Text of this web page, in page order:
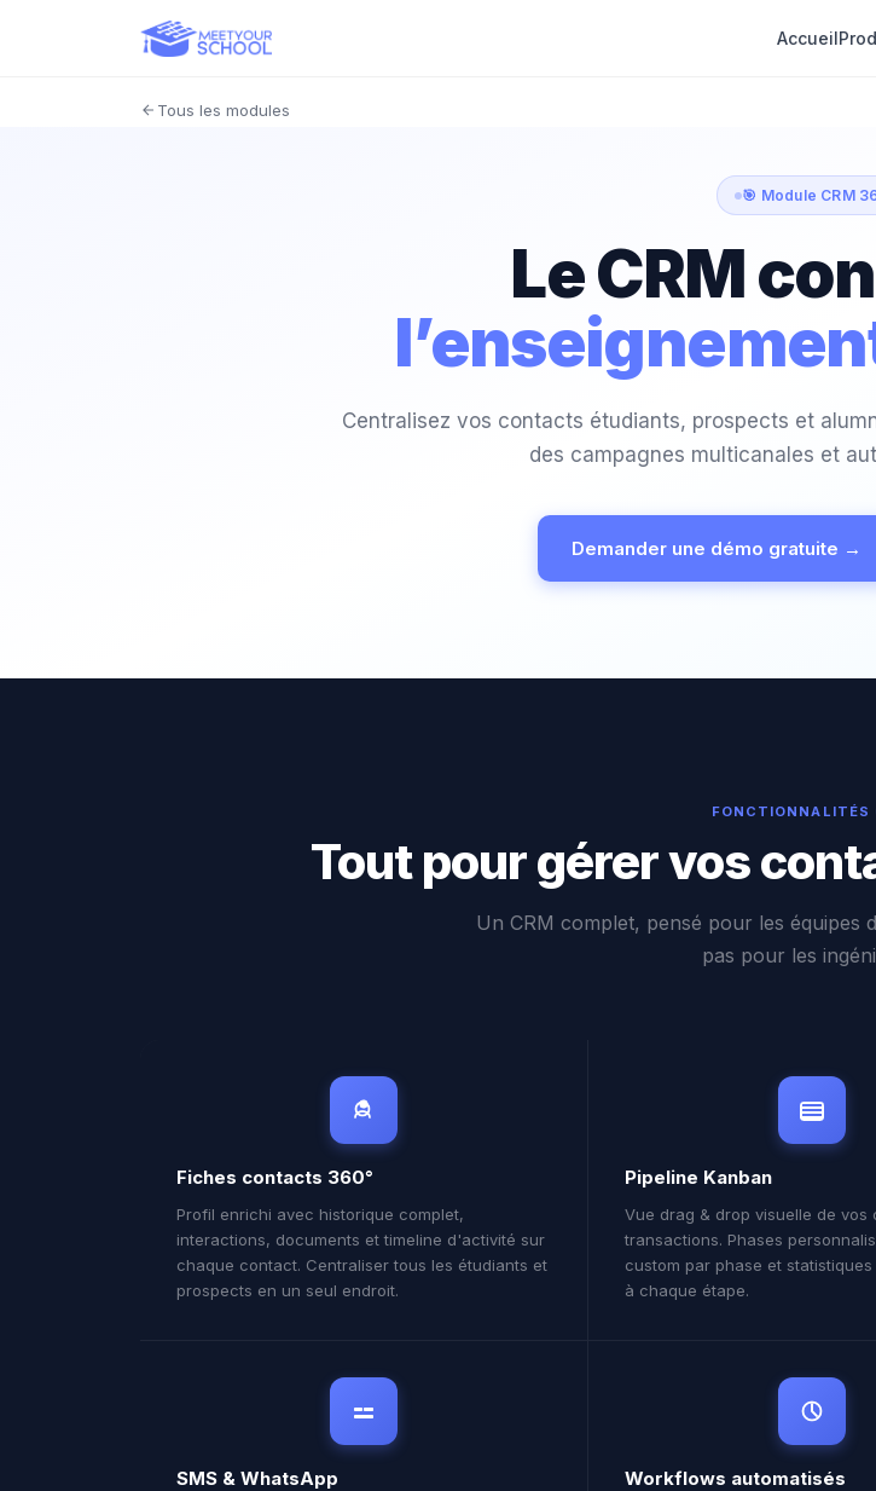
Accueil
Tous les modules
🎯 Module CRM
Le CRM
Centralisez vos contacts étudiants, prospects et
des campagnes multicanales et
Demander une démo gratuite →
FONCTIONNALITÉS
Tout pour gérer vos
Un CRM complet, pensé pour les équipes
pas pour les
Fiches contacts 360°
Profil enrichi avec historique complet,
interactions, documents et timeline d'activité sur
chaque contact. Centraliser tous les étudiants et
prospects en un seul endroit.
Pipeline Kanban
Vue drag & drop visuelle de vos
transactions. Phases
custom par phase et
à chaque étape.
SMS & WhatsApp Workflows automatisés